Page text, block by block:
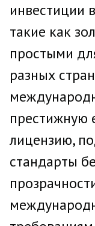
инвестиции
такие как
простыми
разных
престижную
лицензию,
стандарты